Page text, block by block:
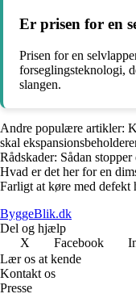
Er prisen for en
Prisen for en
forseglingsteknologi,
slangen.
Andre populære artikler:
skal
Rådskader: Sådan
Hvad er det her for en
Farligt at køre med defekt
ByggeBlik.dk
Del og hjælp
X
Facebook
Lær os at kende
Kontakt os
Presse